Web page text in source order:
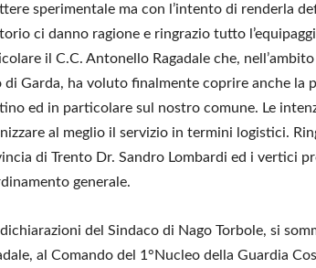
sperimentale ma con l’intento di renderla
ci danno ragione e ringrazio tutto
il C.C. Antonello Ragadale che,
di Garda, ha voluto finalmente coprire anche la
ed in particolare sul nostro comune. Le
al meglio il servizio in termini logistici.
di Trento Dr. Sandro Lombardi ed i vertici
generale.
del Sindaco di Nago Torbole, si
al Comando del 1°Nucleo della Guardia